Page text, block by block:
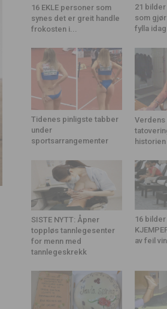
16 EKLE personer som
synes det er greit handle
frokosten i...
21
som
fylla
Tidenes pinligste tabber
under
sportsarrangementer
historien
SISTE NYTT: Åpner
toppløs tannlegesenter
for menn med
tannlegeskrekk
16
av feil